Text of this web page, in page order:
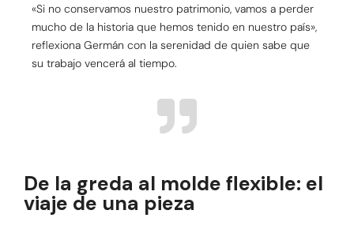
«Si no conservamos nuestro patrimonio, vamos a perder
mucho de la historia que hemos tenido en nuestro país»,
reflexiona Germán con la serenidad de quien sabe que
su trabajo vencerá al tiempo.
De la greda al molde flexible: el
viaje de una pieza